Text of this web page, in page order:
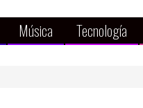
Música Tecnología